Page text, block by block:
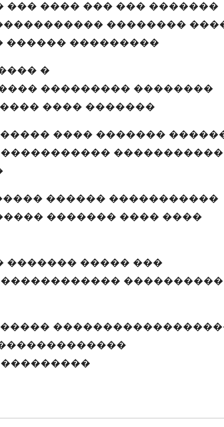
���� ��� ��� �������
��������
������ ���������
�
��������� ��������
���� �������
���� �������
������ �����������
������� ���� ����
������� ����� ���
����������